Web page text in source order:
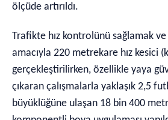
ölçüde artırıldı.
Trafikte hız kontrolünü sağlamak
amacıyla 220 metrekare hız kesici
gerçekleştirilirken, özellikle yaya
çıkaran çalışmalarla yaklaşık 2,5
büyüklüğüne ulaşan 18 bin 400